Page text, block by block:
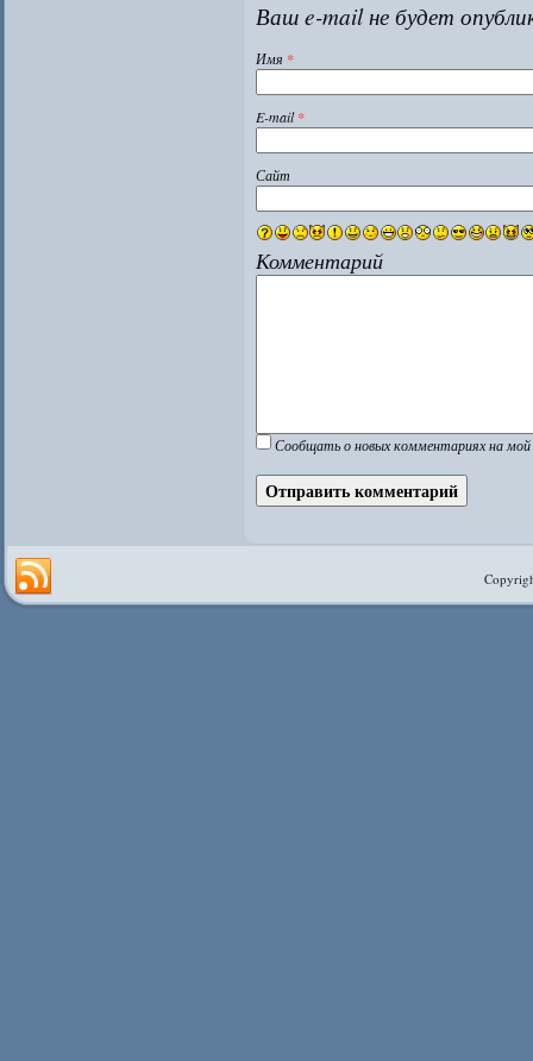
Ваш e-mail не будет
Имя *
E-mail*
Сайт
Комментарий
Сообщать о новых комментариях на мой